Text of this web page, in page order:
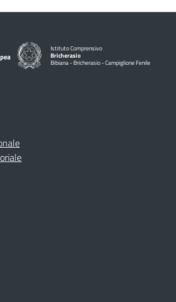
Istituto Comprensivo
Bricherasio
Bibiana - Bricherasio - Campiglione Fenile